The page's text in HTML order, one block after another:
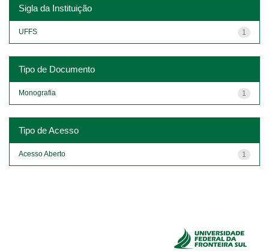
Sigla da Instituição
1
UFFS
Tipo de Documento
1
Monografia
Tipo de Acesso
1
Acesso Aberto